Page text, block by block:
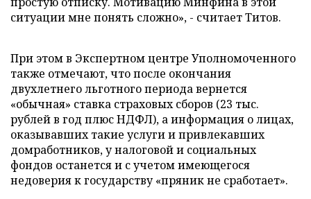
ситуации мне понять сложно», - считает Титов.
При этом в Экспертном центре Уполномоченного
также отмечают, что после окончания
двухлетнего льготного периода вернется
«обычная» ставка страховых сборов (23 тыс.
рублей в год плюс НДФЛ), а информация о лицах,
оказывавших такие услуги и привлекавших
домработников, у налоговой и социальных
фондов останется и с учетом имеющегося
недоверия к государству «пряник не сработает».